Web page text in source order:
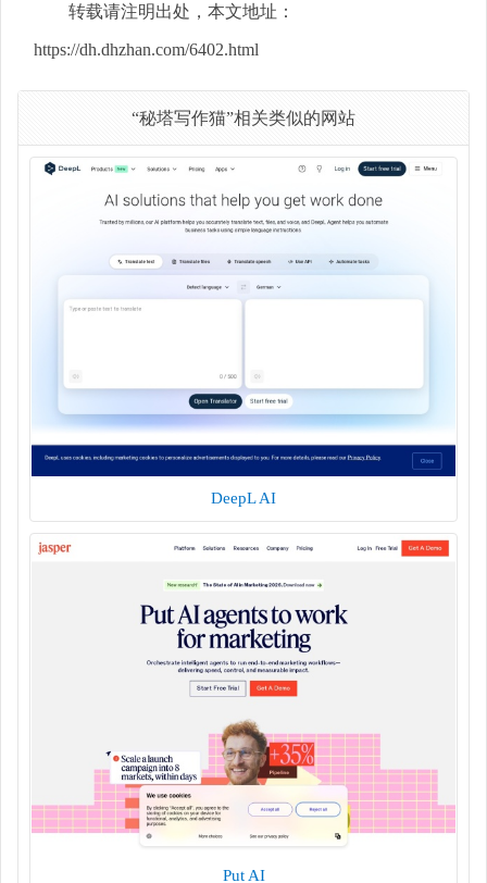
转载请注明出处，本文地址：
https://dh.dhzhan.com/6402.html
“秘塔写作猫”相关类似的网站
DeepL AI
Put AI